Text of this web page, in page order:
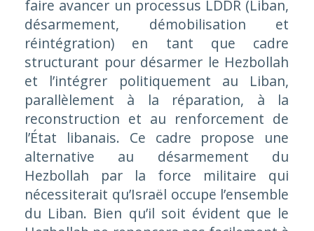
faire avancer un processus LDDR (Liban,
désarmement, démobilisation et
réintégration) en tant que cadre
structurant pour désarmer le Hezbollah
et l’intégrer politiquement au Liban,
parallèlement à la réparation, à la
reconstruction et au renforcement de
l’État libanais. Ce cadre propose une
alternative au désarmement du
Hezbollah par la force militaire qui
nécessiterait qu’Israël occupe l’ensemble
du Liban. Bien qu’il soit évident que le